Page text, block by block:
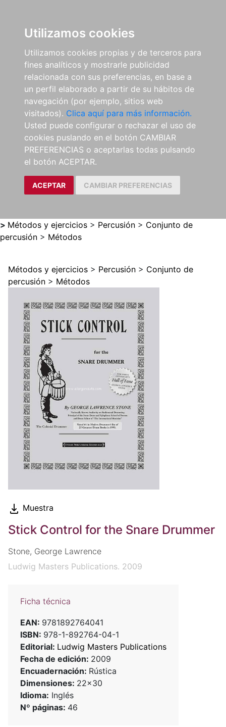
Utilizamos cookies
Utilizamos cookies propias y de terceros para
fines analíticos y mostrarle publicidad
relacionada con sus preferencias, en base a
un perfil elaborado a partir de su hábitos de
navegación (por ejemplo, sitios web
visitados). Clica aquí para más información.
Usted puede configurar o rechazar el uso de
cookies puslando en el botón CAMBIAR
PREFERENCIAS o aceptarlas todas pulsando
el botón ACEPTAR.
ACEPTAR CAMBIAR PREFERENCIAS
> Métodos y ejercicios > Percusión > Conjunto de
percusión > Métodos
Métodos y ejercicios > Percusión > Conjunto de
percusión > Métodos
Muestra
Stick Control for the Snare Drummer
Stone, George Lawrence
Ludwig Masters Publications. 2009
Ficha técnica
EAN: 9781892764041
ISBN: 978-1-892764-04-1
Editorial: Ludwig Masters Publications
Fecha de edición: 2009
Encuadernación: Rústica
Dimensiones: 22x30
Idioma: Inglés
Nº páginas: 46